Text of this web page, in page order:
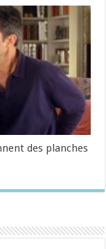
des planches